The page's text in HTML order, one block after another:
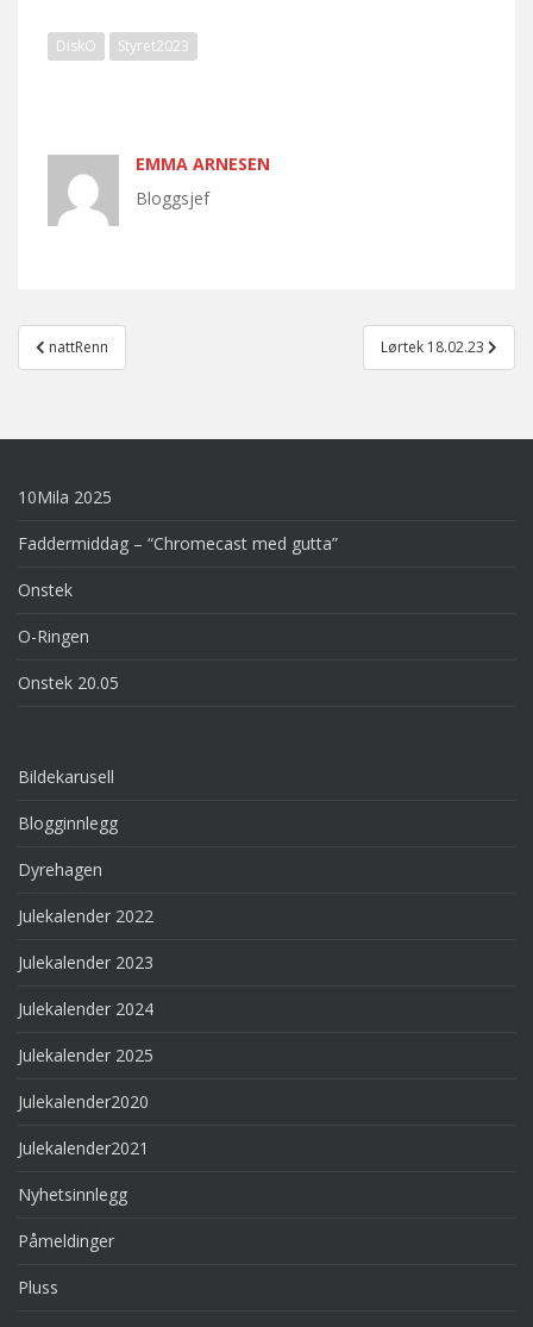
DiskO Styret2023
EMMA ARNESEN
Bloggsjef
Post
navigation
nattRenn Lørtek 18.02.23
10Mila 2025
Faddermiddag – “Chromecast med gutta”
Onstek
O-Ringen
Onstek 20.05
Bildekarusell
Blogginnlegg
Dyrehagen
Julekalender 2022
Julekalender 2023
Julekalender 2024
Julekalender 2025
Julekalender2020
Julekalender2021
Nyhetsinnlegg
Påmeldinger
Pluss